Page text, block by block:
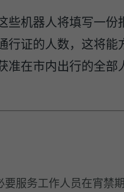
些机器人将填写一份
行证的人数，这将能
准在市内出行的全部
要服务工作人员在宵禁